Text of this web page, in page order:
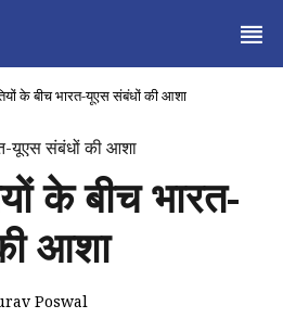
के बीच भारत-यूएस संबंधों की आशा
के बीच भारत-
आशा
Poswal